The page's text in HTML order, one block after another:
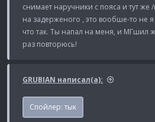
снимает наручники с пояса и тут же
на задерженого , это вообше-то не
что так. Ты напал на меня, и МГшил
раз повторюсь!
GRUBIAN написал(а):
Спойлер: тык